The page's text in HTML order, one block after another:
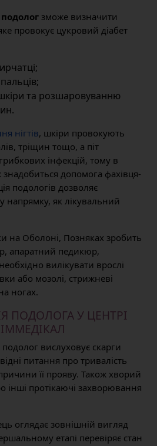
зможе визначити
провокує цукровий діабет
та розшаровуванню
нігтів, шкіри провокують
тріщин тощо, а піт
інфекцій, тому в
допомога фахівця-
подологів дозволяє
напрямку, як лікувальний
на Оболоні, Позняках зробить
апаратний педикюр,
вилікувати врослі
або мозолі, стрижневі
ногах.
ПОДОЛОГА У ЦЕНТРІ
вислуховує скарги
питання про тривалість
її прояву. Також хворий
інші протікаючі захворювання
оглядає зовнішній вигляд
етапі перевіряє стан